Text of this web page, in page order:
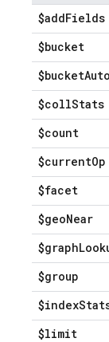
$addFields
$bucket
$bucketAuto
$collStats
$count
$currentOp
$facet
$geoNear
$graph
$group
$index
$limit